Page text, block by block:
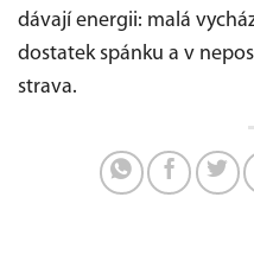
dávají energii: malá
dostatek spánku a v
strava.